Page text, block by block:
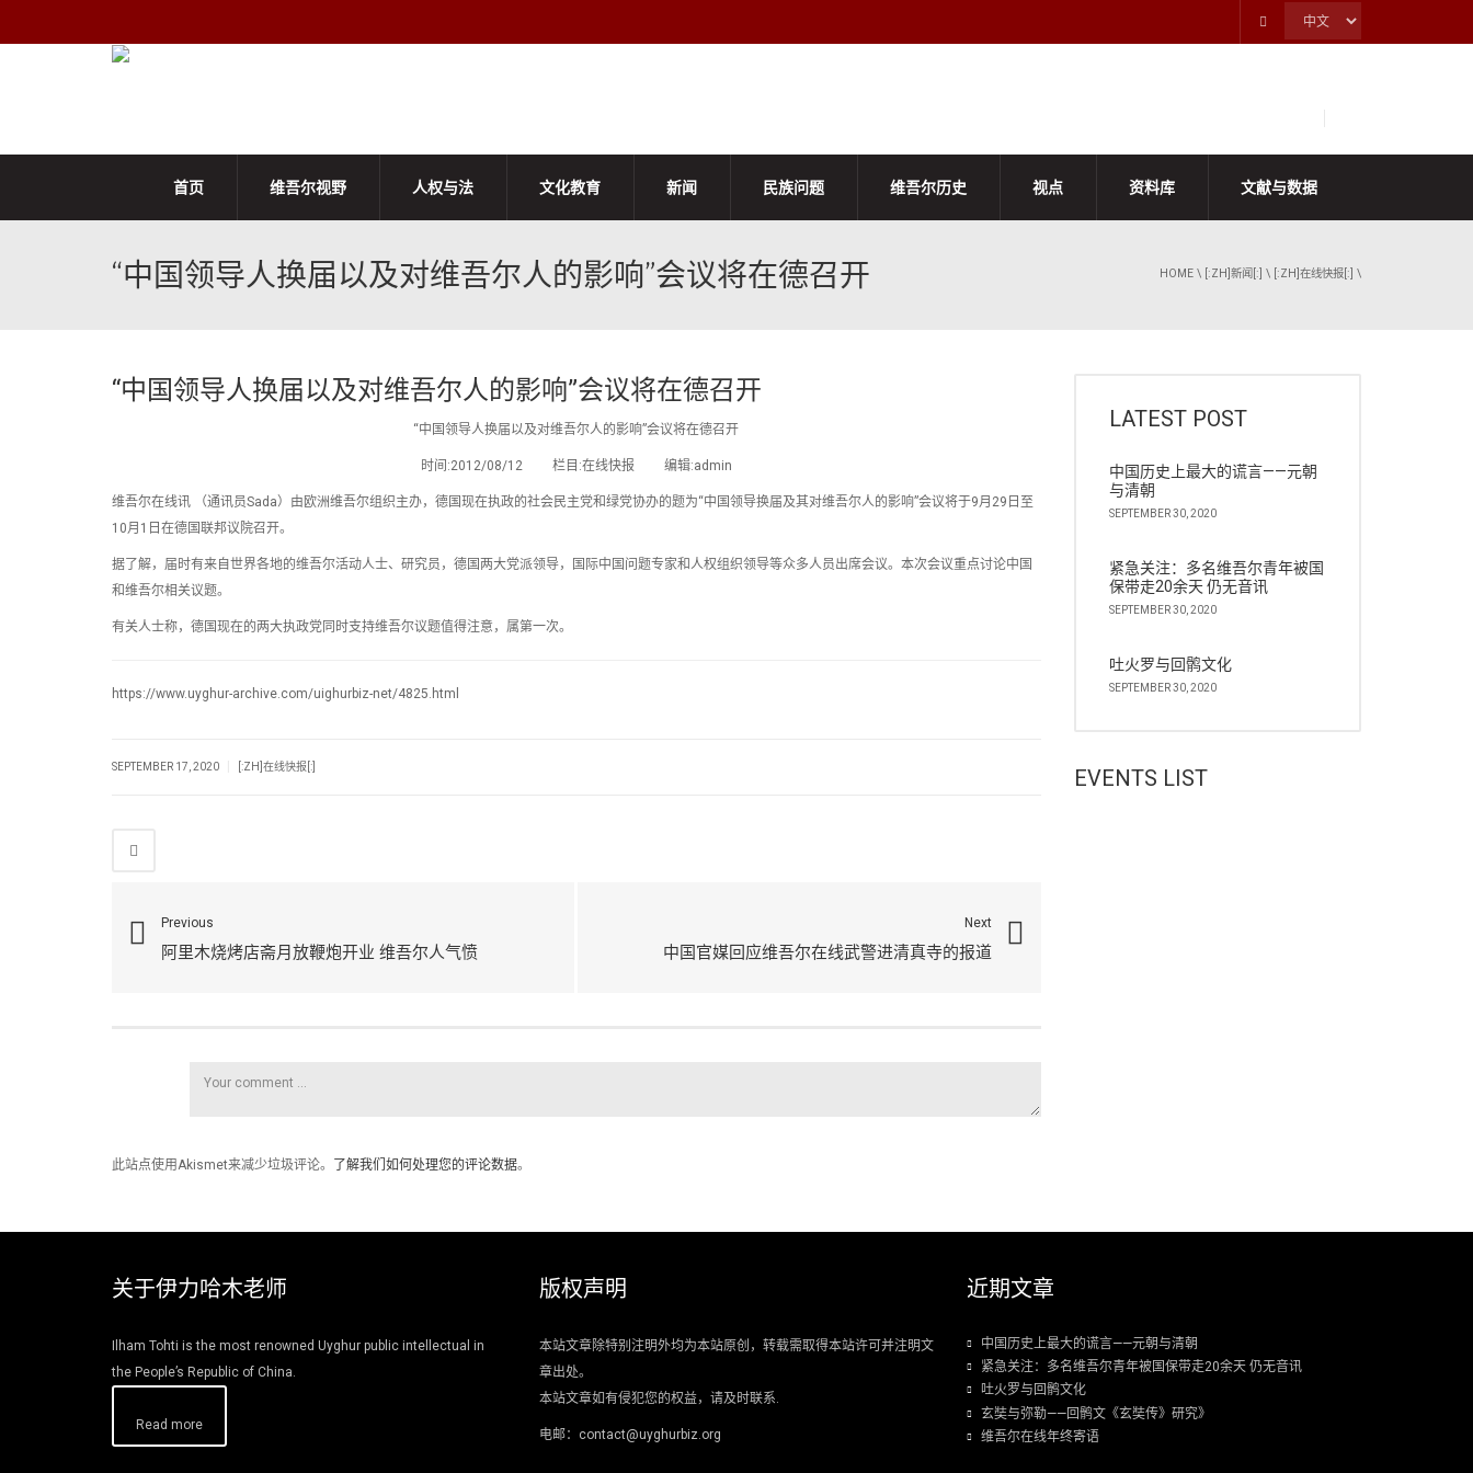
首页 维吾尔视野 人权与法 文化教育 新闻 民族问题 维吾尔历史 视点 资料库 文献与数据
“中国领导人换届以及对维吾尔人的影响”会议将在德召开 HOME \ [:ZH]新闻[:] \ [:ZH]在线快报[:] \
“中国领导人换届以及对维吾尔人的影响”会议将在德召开
“中国领导人换届以及对维吾尔人的影响”会议将在德召开
时间:2012/08/12 栏目:在线快报 编辑:admin
维吾尔在线讯 （通讯员Sada）由欧洲维吾尔组织主办，德国现在执政的社会民主党和绿党协办的题为“中国领导换届及其对维吾尔人的影响”会议将于9月29日至
10月1日在德国联邦议院召开。
据了解，届时有来自世界各地的维吾尔活动人士、研究员，德国两大党派领导，国际中国问题专家和人权组织领导等众多人员出席会议。本次会议重点讨论中国
和维吾尔相关议题。
有关人士称，德国现在的两大执政党同时支持维吾尔议题值得注意，属第一次。
https://www.uyghur-archive.com/uighurbiz-net/4825.html
SEPTEMBER 17, 2020 [:ZH]在线快报[:]
Previous
阿里木烧烤店斋月放鞭炮开业 维吾尔人气愤
Next
中国官媒回应维吾尔在线武警进清真寺的报道
此站点使用Akismet来减少垃圾评论。 了解我们如何处理您的评论数据。
LATEST POST
中国历史上最大的谎言——元朝
与清朝
SEPTEMBER 30, 2020
紧急关注：多名维吾尔青年被国
保带走20余天 仍无音讯
SEPTEMBER 30, 2020
吐火罗与回鹘文化
SEPTEMBER 30, 2020
EVENTS LIST
关于伊力哈木老师
Ilham Tohti is the most renowned Uyghur public intellectual in
the People’s Republic of China.
Read more
版权声明
本站文章除特别注明外均为本站原创，转载需取得本站许可并注明文
章出处。
本站文章如有侵犯您的权益，请及时联系.
电邮：contact@uyghurbiz.org
近期文章
中国历史上最大的谎言——元朝与清朝
紧急关注：多名维吾尔青年被国保带走20余天 仍无音讯
吐火罗与回鹘文化
玄奘与弥勒——回鹘文《玄奘传》研究》
维吾尔在线年终寄语